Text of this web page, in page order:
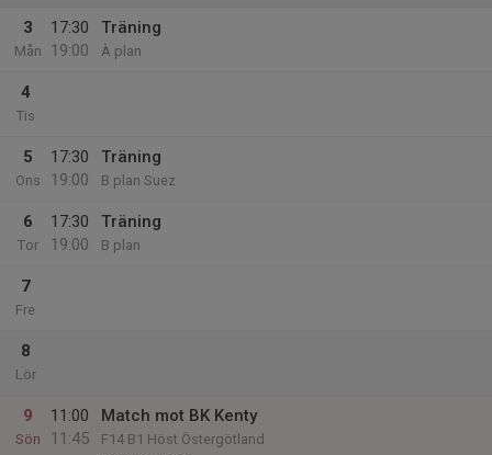
3
Mån
17:30
19:00
Träning
À plan
4
Tis
5
Ons
17:30
19:00
Träning
B plan Suez
6
Tor
17:30
19:00
Träning
B plan
7
Fre
8
Lör
9
Sön
11:00
11:45
Match mot BK Kenty
F14 B1 Höst Östergötland